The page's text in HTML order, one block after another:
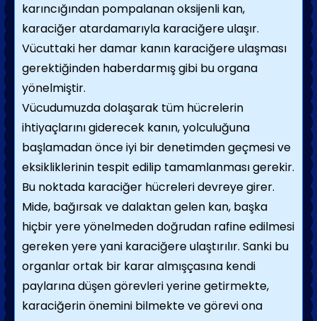
karıncığından pompalanan oksijenli kan,
karaciğer atardamarıyla karaciğere ulaşır.
Vücuttaki her damar kanın karaciğere ulaşması
gerektiğinden haberdarmış gibi bu organa
yönelmiştir.
Vücudumuzda dolaşarak tüm hücrelerin
ihtiyaçlarını giderecek kanın, yolculuğuna
başlamadan önce iyi bir denetimden geçmesi ve
eksikliklerinin tespit edilip tamamlanması gerekir.
Bu noktada karaciğer hücreleri devreye girer.
Mide, bağırsak ve dalaktan gelen kan, başka
hiçbir yere yönelmeden doğrudan rafine edilmesi
gereken yere yani karaciğere ulaştırılır. Sanki bu
organlar ortak bir karar almışçasına kendi
paylarına düşen görevleri yerine getirmekte,
karaciğerin önemini bilmekte ve görevi ona